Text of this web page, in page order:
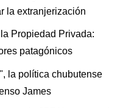
la extranjerización
Propiedad Privada:
patagónicos
la política chubutense
James